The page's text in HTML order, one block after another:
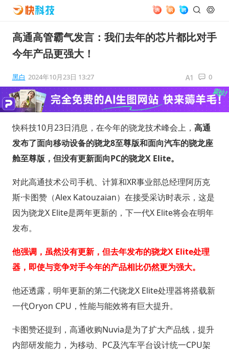
高通高管霸气发言：我们去年的芯片都比对手
今年产品更强大！
黑白 2024年10月23日 13:27 0
快科技10月23日消息，在今年的骁龙技术峰会上， 高通
发布了面向移动设备的骁龙8至尊版和面向汽车的骁龙座
舱至尊版，但没有更新面向PC的骁龙X Elite。
对此高通技术公司手机、计算和XR事业部总经理阿历克
斯·卡图赞（Alex Katouzaian）在接受采访时表示，这是
因为骁龙X Elite是两年更新的，下一代X Elite将会在明年
发布。
他强调，虽然没有更新，但去年发布的骁龙X Elite处理
器，即使与竞争对手今年的产品相比仍然更为强大。
他还透露，明年更新的第二代骁龙X Elite处理器将搭载新
一代Oryon CPU，性能与能效将有巨大提升。
卡图赞还提到，高通收购Nuvia是为了扩大产品线，提升
内部研发能力，为移动、PC及汽车平台设计统一CPU架